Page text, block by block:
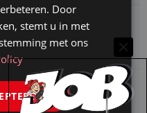
Door
stemt u in met
met ons